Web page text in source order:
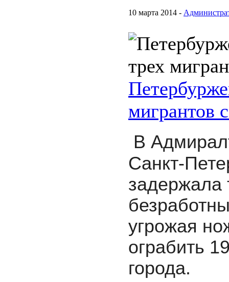
10 марта 2014 -
мигрантов
В
Санкт-
задержала
угрожая
ограбить
города.